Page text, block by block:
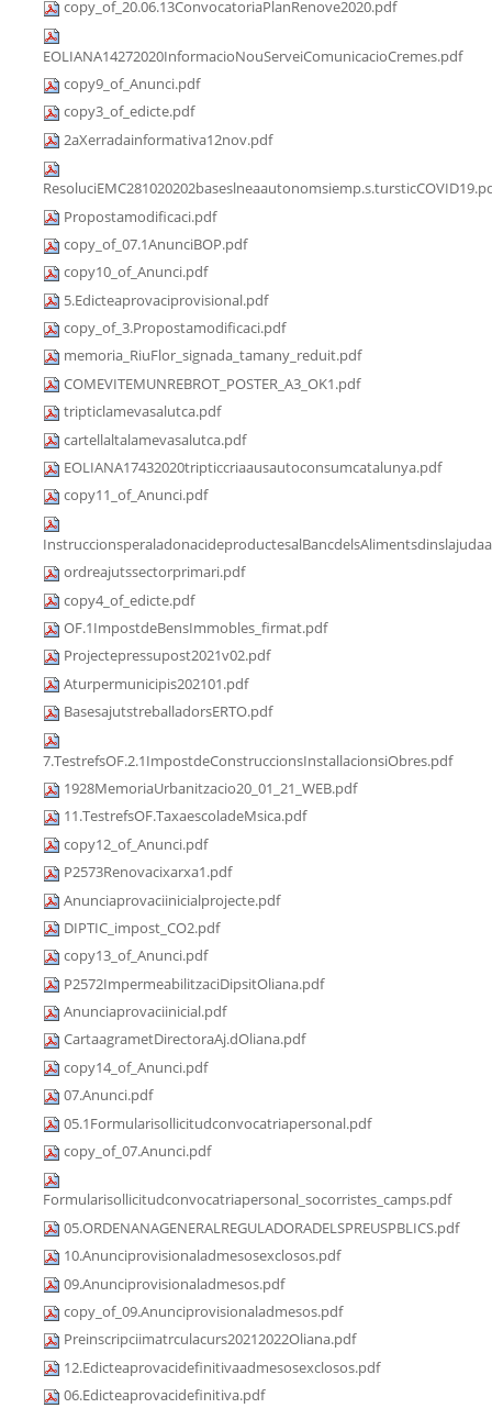
copy_of_20.06.13ConvocatoriaPlanRenove2020.pdf
EOLIANA14272020InformacioNouServeiComunicacioCremes.pdf
copy9_of_Anunci.pdf
copy3_of_edicte.pdf
2aXerradainformativa12nov.pdf
Propostamodificaci.pdf
copy_of_07.1AnunciBOP.pdf
copy10_of_Anunci.pdf
5.Edicteaprovaciprovisional.pdf
copy_of_3.Propostamodificaci.pdf
memoria_RiuFlor_signada_tamany_reduit.pdf
COMEVITEMUNREBROT_POSTER_A3_OK1.pdf
tripticlamevasalutca.pdf
cartellaltalamevasalutca.pdf
EOLIANA17432020tripticcriaausautoconsumcatalunya.pdf
copy11_of_Anunci.pdf
ordreajutssectorprimari.pdf
copy4_of_edicte.pdf
OF.1ImpostdeBensImmobles_firmat.pdf
Projectepressupost2021v02.pdf
Aturpermunicipis202101.pdf
BasesajutstreballadorsERTO.pdf
7.TestrefsOF.2.1ImpostdeConstruccionsInstallacionsiObres.pdf
1928MemoriaUrbanitzacio20_01_21_WEB.pdf
11.TestrefsOF.TaxaescoladeMsica.pdf
copy12_of_Anunci.pdf
P2573Renovacixarxa1.pdf
Anunciaprovaciinicialprojecte.pdf
DIPTIC_impost_CO2.pdf
copy13_of_Anunci.pdf
P2572ImpermeabilitzaciDipsitOliana.pdf
Anunciaprovaciinicial.pdf
CartaagrametDirectoraAj.dOliana.pdf
copy14_of_Anunci.pdf
07.Anunci.pdf
05.1Formularisollicitudconvocatriapersonal.pdf
copy_of_07.Anunci.pdf
Formularisollicitudconvocatriapersonal_socorristes_camps.pdf
05.ORDENANAGENERALREGULADORADELSPREUSPBLICS.pdf
10.Anunciprovisionaladmesosexclosos.pdf
09.Anunciprovisionaladmesos.pdf
copy_of_09.Anunciprovisionaladmesos.pdf
Preinscripciimatrculacurs20212022Oliana.pdf
12.Edicteaprovacidefinitivaadmesosexclosos.pdf
06.Edicteaprovacidefinitiva.pdf